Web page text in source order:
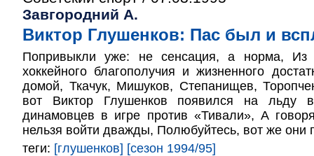
Завгородний А.
Виктор Глушенков: Пас был и
Попривыкли уже: не сенсация, а норма, Из
хоккейного благополучия и жизненного
домой, Ткачук, Мишуков, Степанищев,
вот Виктор Глушенков появился на льду в
динамовцев в игре против «Тивали», А
нельзя войти дважды, Полюбуйтесь, вот же они
теги: [глушенков] [сезон 1994/95]